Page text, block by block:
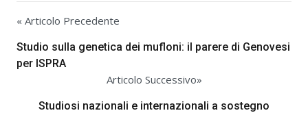
« Articolo Precedente
Studio sulla genetica dei mufloni: il parere di Genovesi
per ISPRA
Articolo Successivo»
Studiosi nazionali e internazionali a sostegno